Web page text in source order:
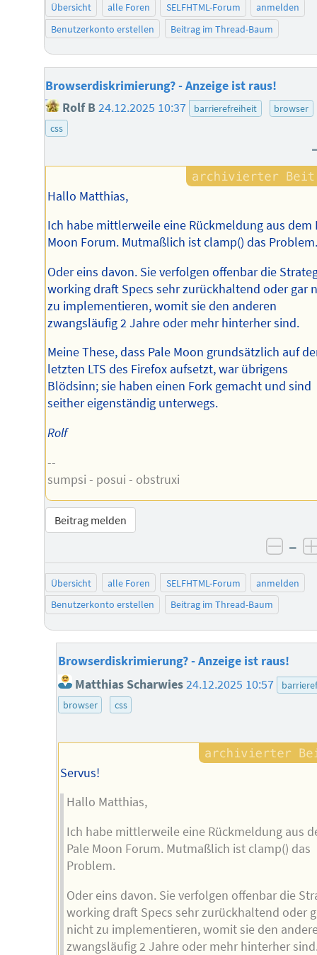
Übersicht alle Foren SELFHTML-Forum
anmelden
Benutzerkonto erstellen
Beitrag im Thread-Baum
Browserdiskrimierung? - Anzeige ist raus!
Rolf B24.12.2025 10:37 barrierefreiheit
browser
css
Hallo Matthias,
Ich habe mittlerweile eine Rückmeldung aus dem
Moon Forum. Mutmaßlich ist clamp() das
Oder eins davon. Sie verfolgen offenbar die
working draft Specs sehr zurückhaltend oder gar
zu implementieren, womit sie den anderen
zwangsläufig 2 Jahre oder mehr hinterher sind.
Meine These, dass Pale Moon grundsätzlich auf
letzten LTS des Firefox aufsetzt, war übrigens
Blödsinn; sie haben einen Fork gemacht und sind
seither eigenständig unterwegs.
Rolf
--
sumpsi - posui - obstruxi
Beitrag melden
–
Übersicht alle Foren SELFHTML-Forum
anmelden
Benutzerkonto erstellen
Beitrag im Thread-Baum
Browserdiskrimierung? - Anzeige ist raus!
Matthias Scharwies24.12.2025 10:57
browser
css
Servus!
Hallo Matthias,
Ich habe mittlerweile eine Rückmeldung aus
Pale Moon Forum. Mutmaßlich ist clamp() das
Problem.
Oder eins davon. Sie verfolgen offenbar die
working draft Specs sehr zurückhaltend oder
nicht zu implementieren, womit sie den
zwangsläufig 2 Jahre oder mehr hinterher